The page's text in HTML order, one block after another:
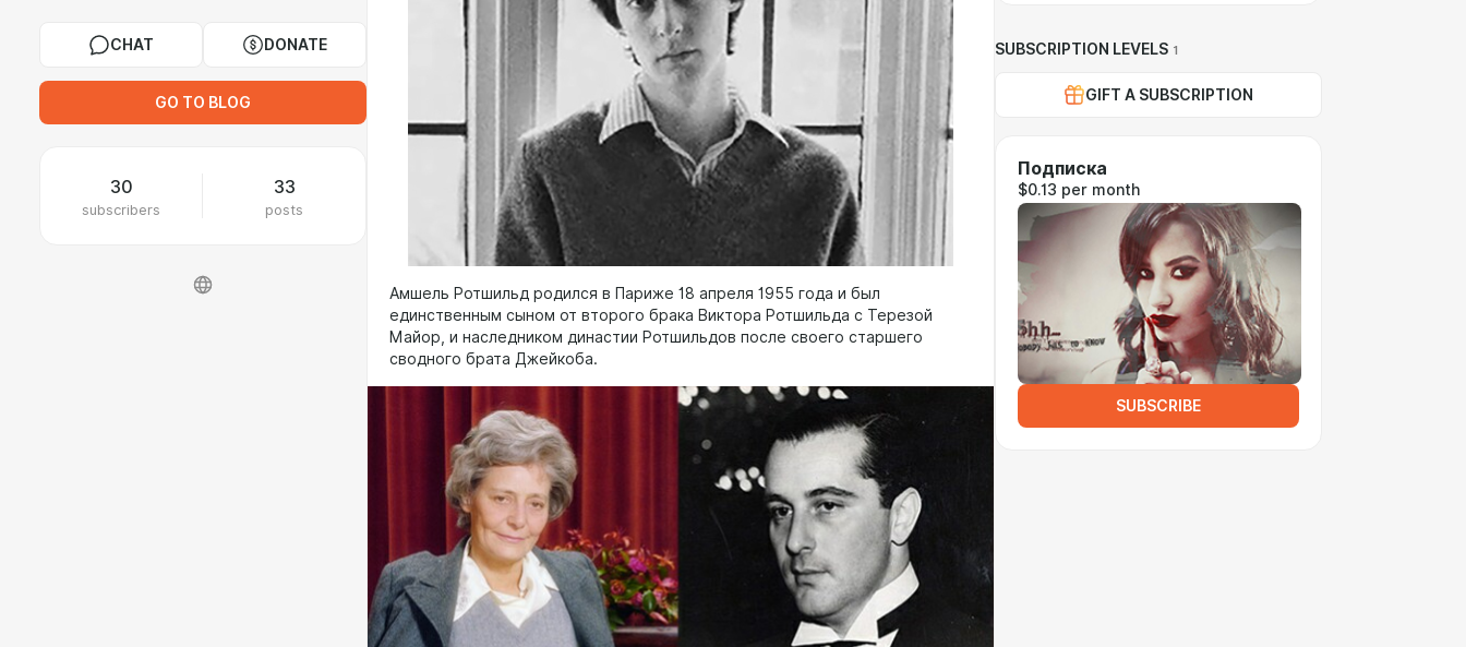
CHAT DONATE
GO TO BLOG
30
subscribers
33
posts
Амшель Ротшильд родился в Париже 18 апреля 1955 года и был
единственным сыном от второго брака Виктора Ротшильда с Терезой
Майор, и наследником династии Ротшильдов после своего старшего
сводного брата Джейкоба.
SUBSCRIPTION LEVELS 1
GIFT A SUBSCRIPTION
Подписка
$0.13 per month
SUBSCRIBE